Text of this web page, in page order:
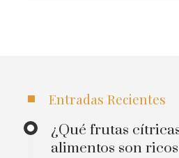
Entradas Recientes
¿Qué frutas
alimentos son